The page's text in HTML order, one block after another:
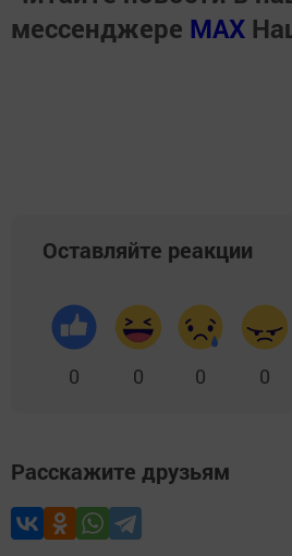
мессенджере MАХ
Оставляйте реакции
0 0 0 0
Расскажите друзьям